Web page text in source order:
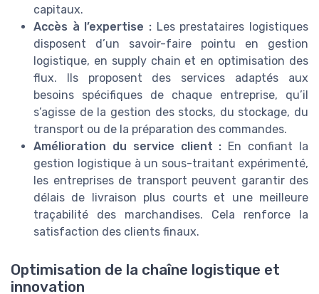
capitaux.
Accès à l’expertise : Les prestataires logistiques
disposent d’un savoir-faire pointu en gestion
logistique, en supply chain et en optimisation des
flux. Ils proposent des services adaptés aux
besoins spécifiques de chaque entreprise, qu’il
s’agisse de la gestion des stocks, du stockage, du
transport ou de la préparation des commandes.
Amélioration du service client : En confiant la
gestion logistique à un sous-traitant expérimenté,
les entreprises de transport peuvent garantir des
délais de livraison plus courts et une meilleure
traçabilité des marchandises. Cela renforce la
satisfaction des clients finaux.
Optimisation de la chaîne logistique et
innovation